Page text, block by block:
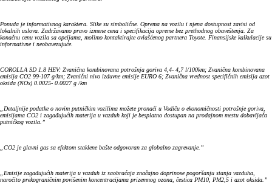
Ponuda je informativnog karaktera. Slike su simbolične. Oprema na vozilu i njena dostupnost zavisi od
lokalnih uslova. Zadržavamo pravo izmene cena i specifikacija opreme bez prethodnog obaveštenja. Za
konačnu cenu vozila sa opcijama, molimo kontaktirajte ovlašćenog partnera Toyote. Finansijske kalkulacije su
informativne i neobavezujuće.
COROLLA SD 1.8 HEV: Zvanična kombinovana potrošnja goriva 4,4- 4,7 l/100km; Zvanična kombinovana
emisija CO2 99-107 g/km; Zvanični nivo izduvne emisije EURO 6; Zvanična vrednost specifičnih emisija azot
oksida (NOx) 0.0025- 0.0027 g /km
„Detaljnije podatke o novim putničkim vozilima možete pronaći u Vodiču o ekonomičnosti potrošnje goriva,
emisijama CO2 i zagađujućih materija u vazduh koji je besplatno dostupan na prodajnom mestu dobavljača
putničkog vozila.”
„CO2 je glavni gas sa efektom staklene bašte odgovoran za globalno zagrevanje.”
„Emisije zagađujućih materija u vazduh iz saobraćaja značajno doprinose pogoršanju stanja vazduha,
naročito prekograničnim povišenim koncentracijama prizemnog ozona, čestica PM10, PM2,5 i azot oksida.”